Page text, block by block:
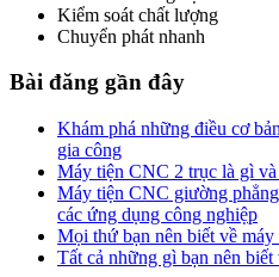
Kiểm soát chất lượng
Chuyển phát nhanh
Bài đăng gần đây
Khám phá những điều cơ
gia công
Máy tiện CNC 2 trục là gì
Máy tiện CNC giường
các ứng dụng công nghiệp
Mọi thứ bạn nên biết về
Tất cả những gì bạn nên